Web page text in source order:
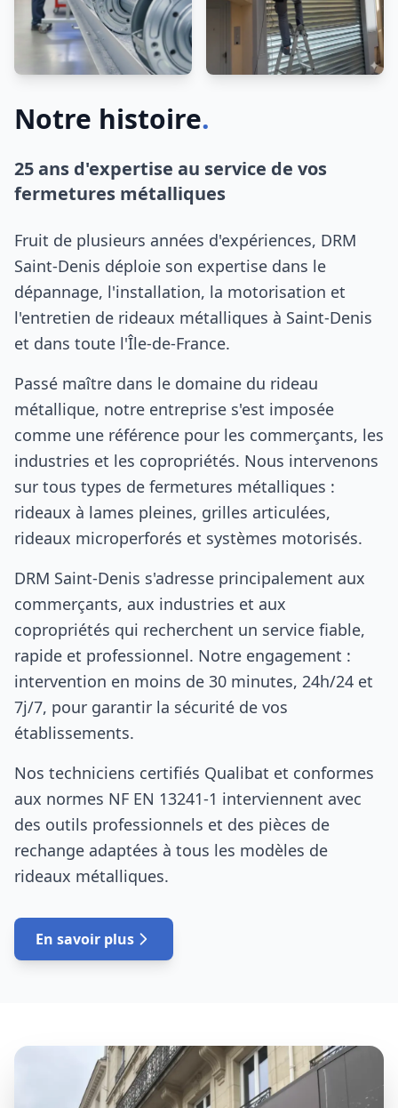
Notre histoire.
25 ans d'expertise au service de vos
fermetures métalliques
Fruit de plusieurs années d'expériences, DRM
Saint-Denis déploie son expertise dans le
dépannage, l'installation, la motorisation et
l'entretien de rideaux métalliques à Saint-Denis
et dans toute l'Île-de-France.
Passé maître dans le domaine du rideau
métallique, notre entreprise s'est imposée
comme une référence pour les commerçants, les
industries et les copropriétés. Nous intervenons
sur tous types de fermetures métalliques :
rideaux à lames pleines, grilles articulées,
rideaux microperforés et systèmes motorisés.
DRM Saint-Denis s'adresse principalement aux
commerçants, aux industries et aux
copropriétés qui recherchent un service fiable,
rapide et professionnel. Notre engagement :
intervention en moins de 30 minutes, 24h/24 et
7j/7, pour garantir la sécurité de vos
établissements.
Nos techniciens certifiés Qualibat et conformes
aux normes NF EN 13241-1 interviennent avec
des outils professionnels et des pièces de
rechange adaptées à tous les modèles de
rideaux métalliques.
En savoir plus